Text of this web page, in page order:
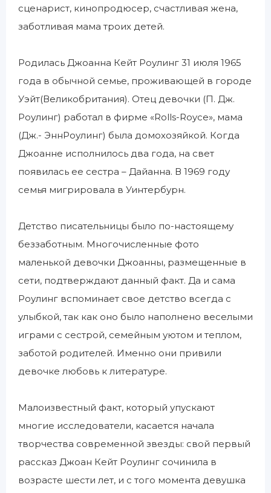
сценарист, кинопродюсер, счастливая жена,
заботливая мама троих детей.
Родилась Джоанна Кейт Роулинг 31 июля 1965
года в обычной семье, проживающей в городе
Уэйт(Великобритания). Отец девочки (П. Дж.
Роулинг) работал в фирме «Rolls-Royce», мама
(Дж.- ЭннРоулинг) была домохозяйкой. Когда
Джоанне исполнилось два года, на свет
появилась ее сестра – Дайанна. В 1969 году
семья мигрировала в Уинтербурн.
Детство писательницы было по-настоящему
беззаботным. Многочисленные фото
маленькой девочки Джоанны, размещенные в
сети, подтверждают данный факт. Да и сама
Роулинг вспоминает свое детство всегда с
улыбкой, так как оно было наполнено веселыми
играми с сестрой, семейным уютом и теплом,
заботой родителей. Именно они привили
девочке любовь к литературе.
Малоизвестный факт, который упускают
многие исследователи, касается начала
творчества современной звезды: свой первый
рассказ Джоан Кейт Роулинг сочинила в
возрасте шести лет, и с того момента девушка